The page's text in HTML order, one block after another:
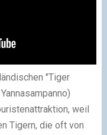
"Tiger
weil
Tigern, die oft von